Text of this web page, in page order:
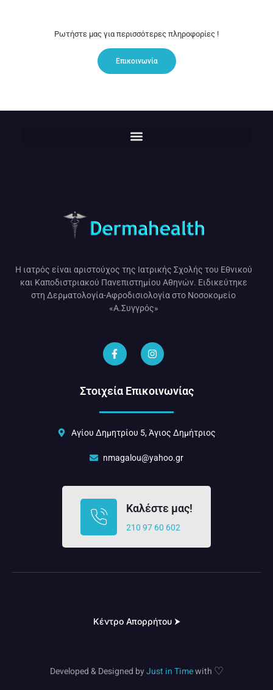
Ρωτήστε μας για περισσότερες πληροφορίες !
Επικοινωνία
Η ιατρός είναι αριστούχος της Ιατρικής Σχολής του Εθνικού
και Καποδιστριακού Πανεπιστημίου Αθηνών. Ειδικεύτηκε
στη Δερματολογία-Αφροδισιολογία στο Νοσοκομείο
«Α.Συγγρός»
Στοιχεία Επικοινωνίας
Αγίου Δημητρίου 5, Άγιος Δημήτριος
nmagalou@yahoo.gr
Καλέστε μας!
210 97 60 602
Κέντρο Απορρήτου ⮞
Developed & Designed byJust in Timewith ♡